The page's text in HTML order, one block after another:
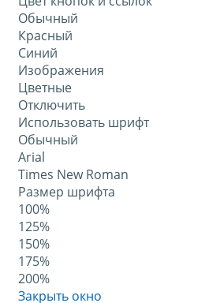
Обычный
Красный
Синий
Изображения
Цветные
Отключить
Использовать шрифт
Обычный
Arial
Times New Roman
Размер шрифта
100%
125%
150%
175%
200%
Закрыть окно